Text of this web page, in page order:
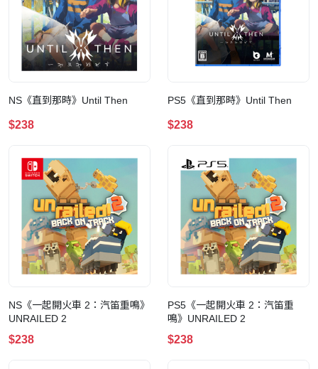
NS《直到那時》Until Then
$238
PS5《直到那時》Until Then
$238
NS《一起開火車 2：汽笛重鳴》
UNRAILED 2
$238
PS5《一起開火車 2：汽笛重
鳴》UNRAILED 2
$238